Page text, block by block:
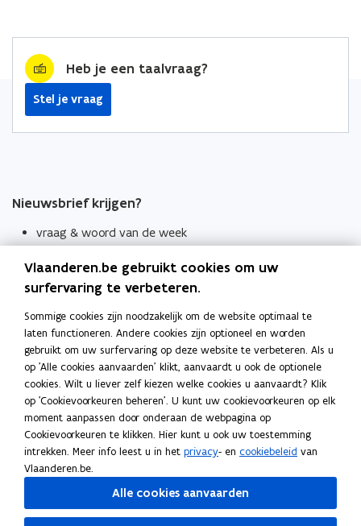
Heb je een taalvraag?
Stel je vraag
Nieuwsbrief krijgen?
vraag & woord van de week
Schrijf je in
Thema's
Taaladviezen
Spellingregels
Tips voor duidelijke taal
Bekijk ook
Spellingtests
Boek- en webwijzer
Vlaanderen.be gebruikt cookies om uw
surfervaring te verbeteren.
Sommige cookies zijn noodzakelijk om de website optimaal te
laten functioneren. Andere cookies zijn optioneel en worden
gebruikt om uw surfervaring op deze website te verbeteren. Als u
op 'Alle cookies aanvaarden' klikt, aanvaardt u ook de optionele
cookies. Wilt u liever zelf kiezen welke cookies u aanvaardt? Klik
op 'Cookievoorkeuren beheren'. U kunt uw cookievoorkeuren op elk
moment aanpassen door onderaan de webpagina op
Cookievoorkeuren te klikken. Hier kunt u ook uw toestemming
intrekken. Meer info leest u in het privacy- en cookiebeleid van
Vlaanderen.be.
Alle cookies aanvaarden